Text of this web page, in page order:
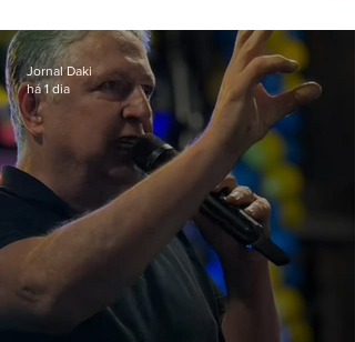
Jornal Daki
há 1 dia